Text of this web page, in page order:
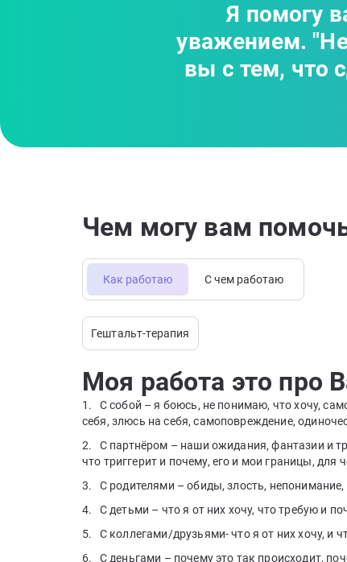
Я помогу
уважением.
вы с тем, что
Чем могу вам
Как работаю С чем работаю
Гештальт-терапия
Моя работа это про
1. С собой – я боюсь, не понимаю, что хочу,
себя, злюсь на себя, самоповреждение,
2. С партнёром – наши ожидания, фантазии и
что триггерит и почему, его и мои границы, для
3. С родителями – обиды, злость,
4. С детьми – что я от них хочу, что требую и
5. С коллегами/друзьями- что я от них хочу, и
6. С деньгами – почему это так происходит,